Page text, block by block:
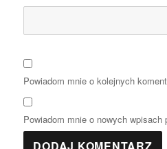
Powiadom mnie o kolejnych
Powiadom mnie o nowych wpisach